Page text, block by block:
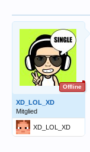
Offline
XD_LOL_XD
Mitglied
XD_LOL_XD